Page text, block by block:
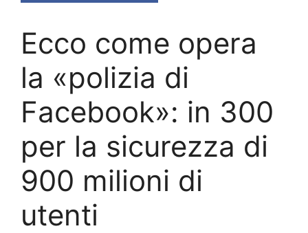
Ecco come opera
la «polizia di
Facebook»: in 300
per la sicurezza di
900 milioni di
utenti